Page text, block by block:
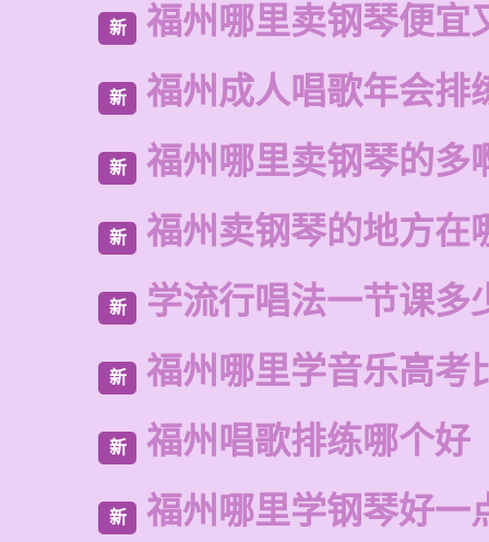
新 福州哪里卖钢琴便宜
新 福州成人唱歌年会排
新 福州哪里卖钢琴的多
新 福州卖钢琴的地方在
新 学流行唱法一节课多
新 福州哪里学音乐高考
新 福州唱歌排练哪个好
新 福州哪里学钢琴好一